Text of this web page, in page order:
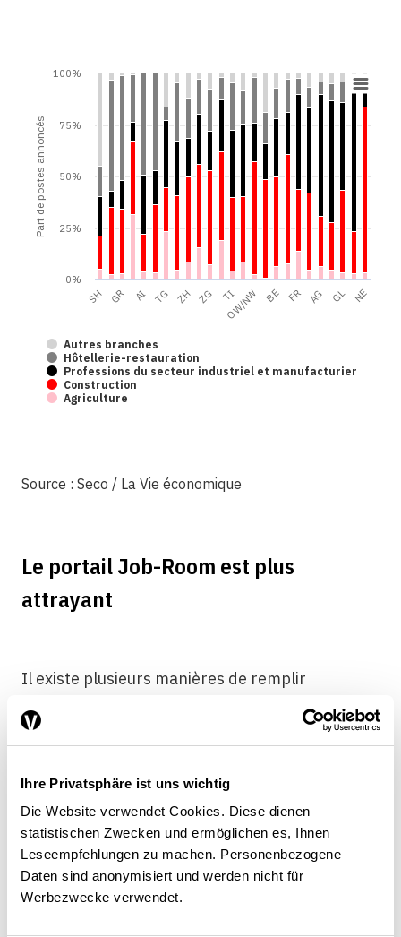
Ihre Privatsphäre ist uns wichtig
Die Website verwendet Cookies. Diese dienen
statistischen Zwecken und ermöglichen es, Ihnen
Leseempfehlungen zu machen. Personenbezogene
Daten sind anonymisiert und werden nicht für
Werbezwecke verwendet.
Part de postes annoncés
Autres branches
Hôtellerie-restauration
Professions du secteur industriel et manufacturier
Construction
Agriculture
SH GR AI TG ZH ZG TI
OW/NW BE FR AG GL NE
0%
25%
50%
75%
100%
Source : Seco / La Vie économique
Le portail Job-Room est plus
attrayant
Il existe plusieurs manières de remplir
Les employeurs peuvent recruter des
demandeurs d’emploi directement via le portail
Job-Room
, sur la plateforme en ligne
demandeurs d’emploi inscrits peuvent consulter
en exclusivité les annonces dans le domaine
protégé de Job-Room pendant les cinq
premiers jours qui suivent la parution de